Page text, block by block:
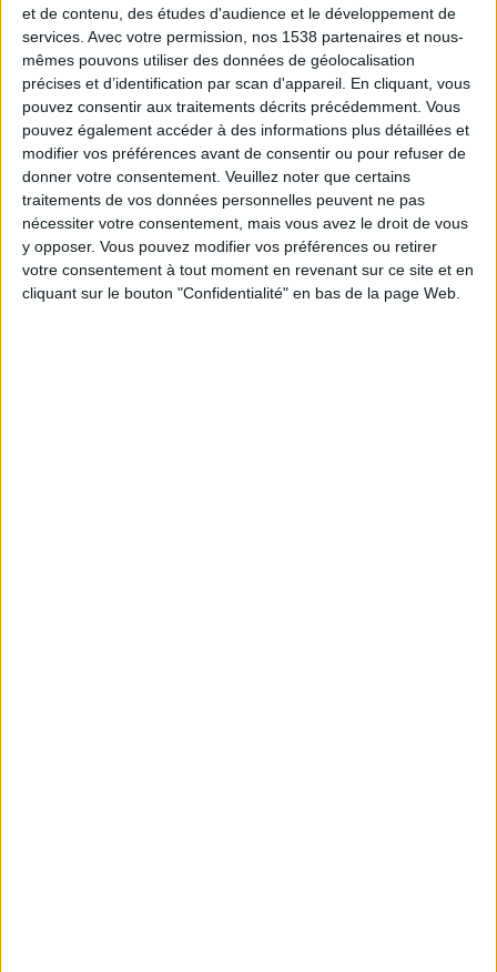
et de contenu, des études d'audience et le développement de
services. Avec votre permission, nos 1538 partenaires et nous-
mêmes pouvons utiliser des données de géolocalisation
précises et d’identification par scan d'appareil. En cliquant, vous
pouvez consentir aux traitements décrits précédemment. Vous
pouvez également accéder à des informations plus détaillées et
modifier vos préférences avant de consentir ou pour refuser de
donner votre consentement. Veuillez noter que certains
traitements de vos données personnelles peuvent ne pas
nécessiter votre consentement, mais vous avez le droit de vous
y opposer. Vous pouvez modifier vos préférences ou retirer
votre consentement à tout moment en revenant sur ce site et en
cliquant sur le bouton "Confidentialité" en bas de la page Web.
Peut-on remplacer la viande par des féculents ?
Consultation diététique du 05/08/2026